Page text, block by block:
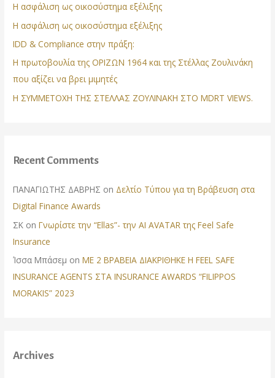
Η ασφάλιση ως οικοσύστημα εξέλιξης
Η ασφάλιση ως οικοσύστημα εξέλιξης
IDD & Compliance στην πράξη:
Η πρωτοβουλία της ΟΡΙΖΩΝ 1964 και της Στέλλας Ζουλινάκη
που αξίζει να βρει μιμητές
Η ΣΥΜΜΕΤΟΧΗ ΤΗΣ ΣΤΕΛΛΑΣ ΖΟΥΛΙΝΑΚΗ ΣΤΟ MDRT VIEWS.
Recent Comments
ΠΑΝΑΓΙΩΤΗΣ ΔΑΒΡΗΣ on Δελτίο Τύπου για τη Βράβευση στα
Digital Finance Awards
ΣΚ onΓνωρίστε την “Ellas”- την AI AVATAR της Feel Safe
Insurance
Ίσσα Μπάσεμ onΜΕ 2 ΒΡΑΒΕΙΑ ΔΙΑΚΡΙΘΗΚΕ Η FEEL SAFE
INSURANCE AGENTS ΣΤΑ INSURANCE AWARDS “FILIPPOS
MORAKIS” 2023
Archives